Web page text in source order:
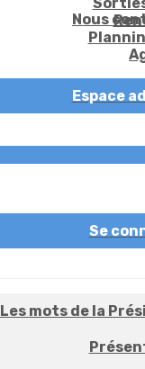
Nous
Espace
Se
Les mots de la